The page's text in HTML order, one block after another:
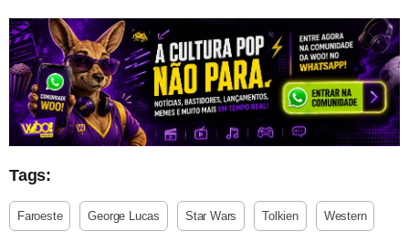
Tags:
Faroeste George Lucas Star Wars Tolkien Western